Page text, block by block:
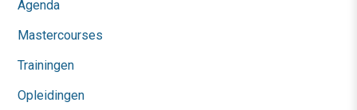
Agenda
Mastercourses
Trainingen
Opleidingen